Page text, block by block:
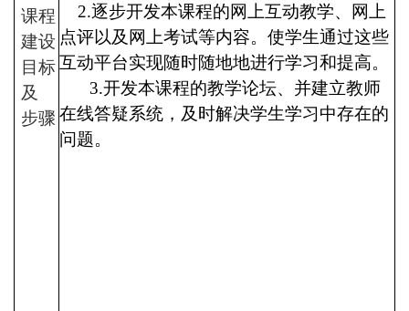
课程
建设
目标
及
步骤
2.逐步开发本课程的网上互动教学、网上
点评以及网上考试等内容。使学生通过这些
互动平台实现随时随地地进行学习和提高。
3.开发本课程的教学论坛、并建立教师
在线答疑系统，及时解决学生学习中存在的
问题。